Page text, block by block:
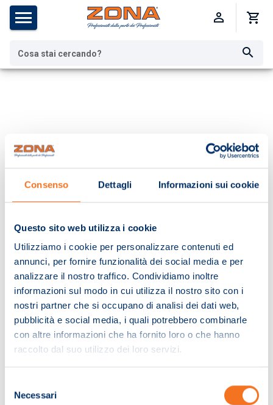
Consenso Dettagli Informazioni sui cookie
Questo sito web utilizza i cookie
Utilizziamo i cookie per personalizzare contenuti ed
annunci, per fornire funzionalità dei social media e per
analizzare il nostro traffico. Condividiamo inoltre
informazioni sul modo in cui utilizza il nostro sito con i
nostri partner che si occupano di analisi dei dati web,
pubblicità e social media, i quali potrebbero combinarle
con altre informazioni che ha fornito loro o che hanno
raccolto dal suo utilizzo dei loro servizi.
delNecessari
Cosa stai cercando?